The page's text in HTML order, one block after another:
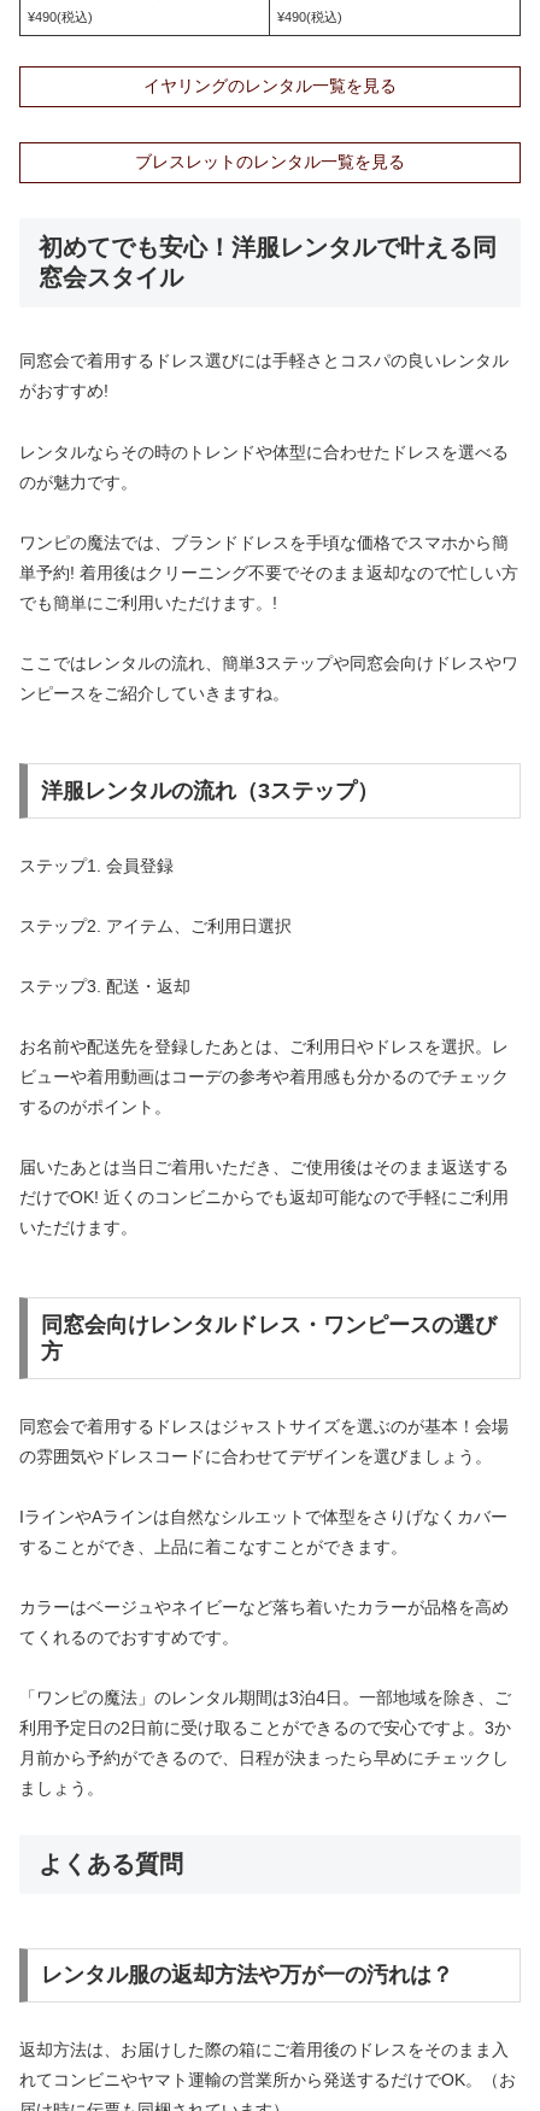
¥490(税込)
¥490(税込)
イヤリングのレンタル一覧を見る
ブレスレットのレンタル一覧を見る
初めてでも安心！洋服レンタルで叶える同
窓会スタイル
同窓会で着用するドレス選びには手軽さとコスパの良いレンタル
がおすすめ!
レンタルならその時のトレンドや体型に合わせたドレスを選べる
のが魅力です。
ワンピの魔法では、ブランドドレスを手頃な価格でスマホから簡
単予約! 着用後はクリーニング不要でそのまま返却なので忙しい方
でも簡単にご利用いただけます。!
ここではレンタルの流れ、簡単3ステップや同窓会向けドレスやワ
ンピースをご紹介していきますね。
洋服レンタルの流れ（3ステップ）
ステップ1. 会員登録
ステップ2. アイテム、ご利用日選択
ステップ3. 配送・返却
お名前や配送先を登録したあとは、ご利用日やドレスを選択。レ
ビューや着用動画はコーデの参考や着用感も分かるのでチェック
するのがポイント。
届いたあとは当日ご着用いただき、ご使用後はそのまま返送する
だけでOK! 近くのコンビニからでも返却可能なので手軽にご利用
いただけます。
同窓会向けレンタルドレス・ワンピースの選び
方
同窓会で着用するドレスはジャストサイズを選ぶのが基本！会場
の雰囲気やドレスコードに合わせてデザインを選びましょう。
IラインやAラインは自然なシルエットで体型をさりげなくカバー
することができ、上品に着こなすことができます。
カラーはベージュやネイビーなど落ち着いたカラーが品格を高め
てくれるのでおすすめです。
「ワンピの魔法」のレンタル期間は3泊4日。一部地域を除き、ご
利用予定日の2日前に受け取ることができるので安心ですよ。3か
月前から予約ができるので、日程が決まったら早めにチェックし
ましょう。
よくある質問
レンタル服の返却方法や万が一の汚れは？
返却方法は、お届けした際の箱にご着用後のドレスをそのまま入
れてコンビニやヤマト運輸の営業所から発送するだけでOK。（お